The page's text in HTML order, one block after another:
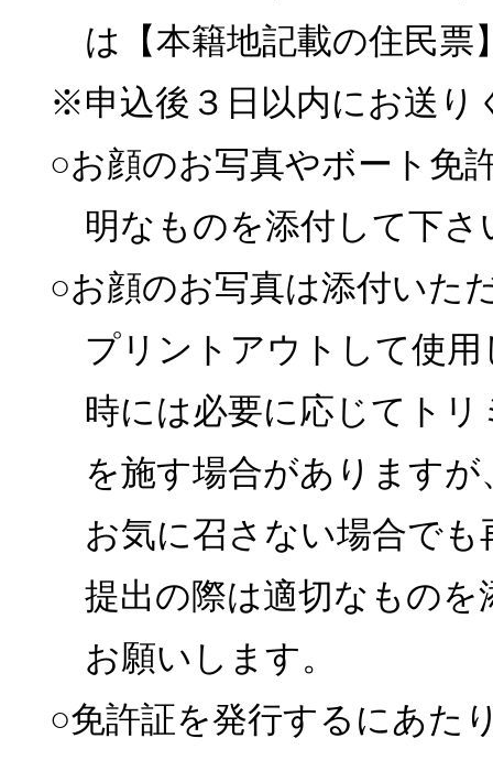
は【本籍地記載の住民票
※申込後３日以内にお送り
○お顔のお写真やボート免
明なものを添付して下さ
○お顔のお写真は添付いた
プリントアウトして使用
時には必要に応じてト
を施す場合があります
お気に召さない場合で
提出の際は適切なもの
お願いします。
○免許証を発行するにあた